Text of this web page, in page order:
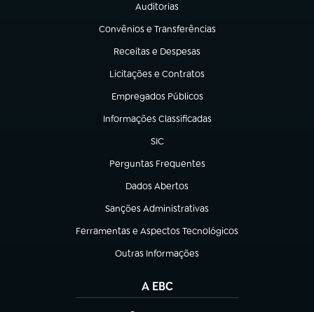
Auditorias
(abre em nova aba)
Convênios e Transferências
(abre em nova aba)
Receitas e Despesas
(abre em nova aba)
Licitações e Contratos
(abre em nova aba)
Empregados Públicos
(abre em nova aba)
Informações Classificadas
(abre em nova aba)
SIC
(abre em nova aba)
Perguntas Frequentes
(abre em nova aba)
Dados Abertos
(abre em nova aba)
Sanções Administrativas
(abre em nova aba)
Ferramentas e Aspectos Tecnológicos
(abre em nova aba)
Outras Informações
(abre em nova aba)
A EBC